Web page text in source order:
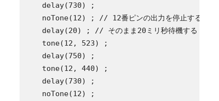
    delay(730) ;
    noTone(12) ; // 12番ピンの出力を停止する
    delay(20) ; // そのまま20ミリ秒待機する
    tone(12, 523) ;
    delay(750) ;
    tone(12, 440) ;
    delay(730) ;
    noTone(12) ;